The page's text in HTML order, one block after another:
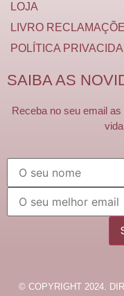
LOJA
LIVRO
POLÍTICA
SAIBA AS
Receba no seu email
© COPYRIGHT 2024.